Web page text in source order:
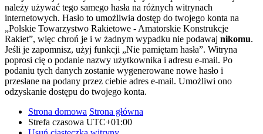
należy używać tego samego hasła na różnych witrynach
internetowych. Hasło to umożliwia dostęp do twojego konta na
„Polskie Towarzystwo Rakietowe - Amatorskie Konstrukcje
Rakiet”, więc chroń je i w żadnym wypadku nie podawaj nikomu.
Jeśli je zapomnisz, użyj funkcji „Nie pamiętam hasła”. Witryna
poprosi cię o podanie nazwy użytkownika i adresu e-mail. Po
podaniu tych danych zostanie wygenerowane nowe hasło i
przesłane na podany przez ciebie adres e-mail. Umożliwi ono
odzyskanie dostępu do twojego konta.
Strona domowa Strona główna
Strefa czasowa UTC+01:00